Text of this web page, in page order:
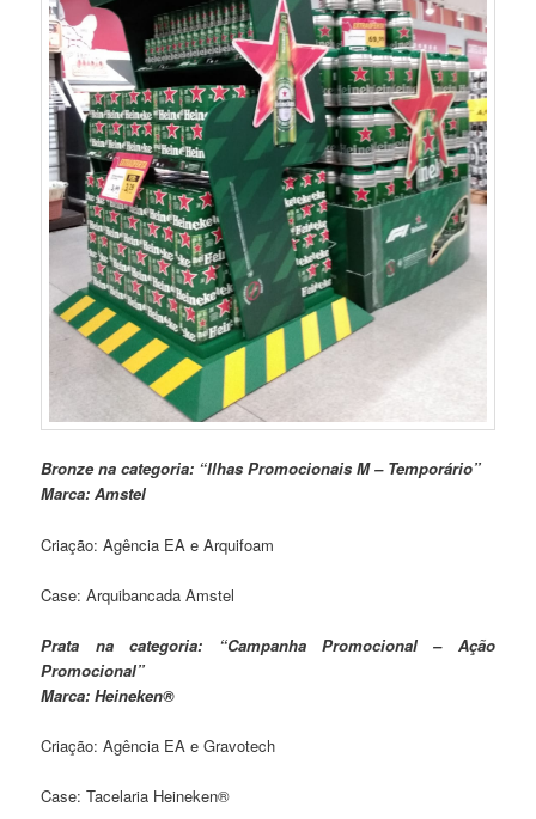
Bronze na categoria: “Ilhas Promocionais M – Temporário”
Marca: Amstel
Criação: Agência EA e Arquifoam
Case: Arquibancada Amstel
Prata na categoria: “Campanha Promocional – Ação
Promocional”
Marca: Heineken®
Criação: Agência EA e Gravotech
Case: Tacelaria Heineken®